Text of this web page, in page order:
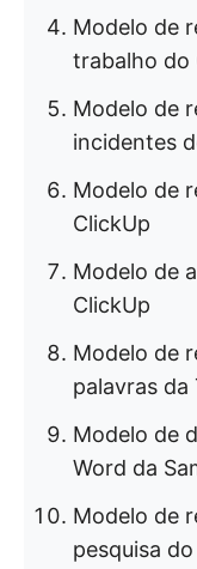
Modelo de
trabalho do
Modelo de
incidentes
Modelo de
ClickUp
Modelo de
ClickUp
Modelo de
palavras da
Modelo de
Word da
Modelo de
pesquisa